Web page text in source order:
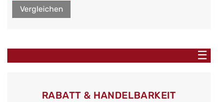
Vergleichen
☰
RABATT & HANDELBARKEIT